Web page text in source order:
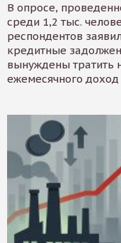
В опросе,
среди 1,2 тыс.
респондентов
кредитные
вынуждены тратить
ежемесячного доход